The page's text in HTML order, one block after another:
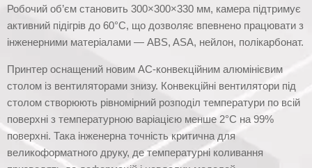
Робочий об’єм становить 300×300×330 мм, камера підтримує
активний підігрів до 60°C, що дозволяє впевнено працювати з
інженерними матеріалами — ABS, ASA, нейлон, полікарбонат.
Принтер оснащений новим AC-конвекційним алюмінієвим
столом із вентиляторами знизу. Конвекційні вентилятори під
столом створюють рівномірний розподіл температури по всій
поверхні з температурною варіацією менше 2°C на 99%
поверхні. Така інженерна точність критична для
великоформатного друку, де температурні коливання